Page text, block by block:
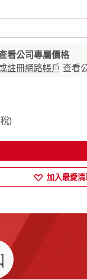
看公司專屬價格
註冊網路帳戶 查看
)
加入最愛清